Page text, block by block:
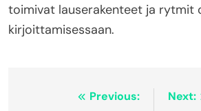
toimivat lauserakenteet ja rytmit
kirjoittamisessaan.
Previous:
Next: